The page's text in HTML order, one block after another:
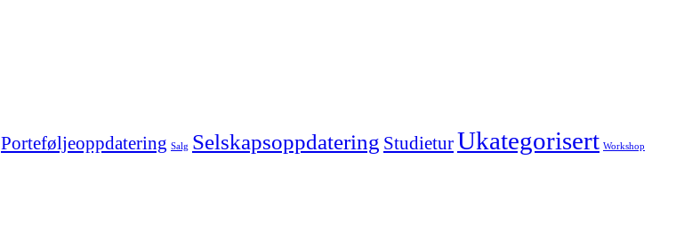
Porteføljeoppdatering Salg Selskapsoppdatering StudieturUkategorisert Workshop